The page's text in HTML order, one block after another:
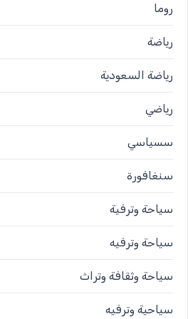
روما
رياضة
رياضة السعودية
رياضي
سسياسي
سنغافورة
سياحة وترفية
سياحة وترفيه
سياحة وثقافة وتراث
سياحية وترفيه